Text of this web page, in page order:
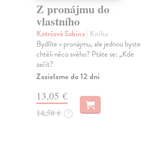
Z pronájmu do
vlastního
Kotrčová Sabina| Kniha
Bydlíte v pronájmu, ale jednou byste
chtěli něco svého? Ptáte se: „Kde
začít?
Zasielame do 12 dní
13,05 €
14,50 € ?